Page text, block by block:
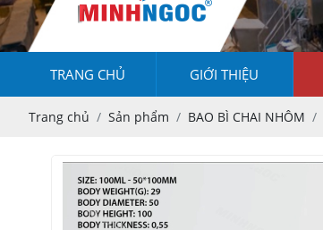
TRANG CHỦ GIỚI THIỆU
Trang chủ Sản phẩm BAO BÌ CHAI NHÔM